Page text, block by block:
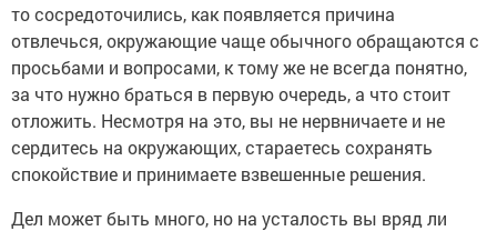
то сосредоточились, как появляется причина
отвлечься, окружающие чаще обычного обращаются с
просьбами и вопросами, к тому же не всегда понятно,
за что нужно браться в первую очередь, а что стоит
отложить. Несмотря на это, вы не нервничаете и не
сердитесь на окружающих, стараетесь сохранять
спокойствие и принимаете взвешенные решения.
Дел может быть много, но на усталость вы вряд ли